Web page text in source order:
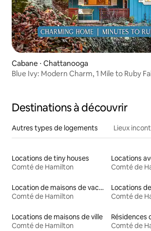
Cabane ⋅ Chattanooga
Blue Ivy: Modern Charm, 1 Mile to Ruby
Destinations à découvrir
Autres types de logements Lieux
Locations de tiny houses
Comté de Hamilton
Locations
Comté de
Location de maisons de vacances
Comté de Hamilton
Comté de
Locations de maisons de ville
Comté de Hamilton
Comté de